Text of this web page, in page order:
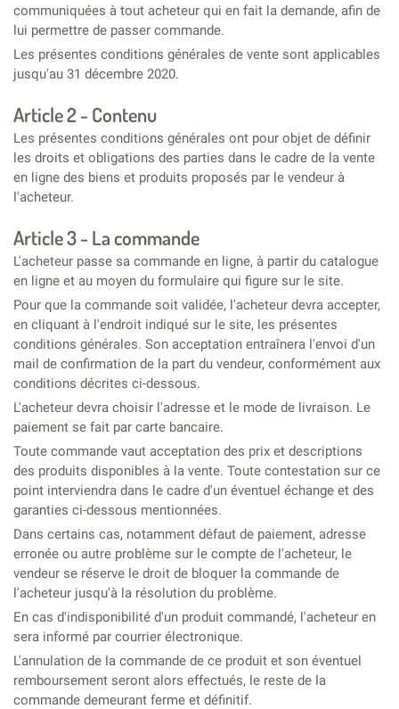
communiquées à tout acheteur qui en fait la demande, afin de
lui permettre de passer commande.
Les présentes conditions générales de vente sont applicables
jusqu'au 31 décembre 2020.
Article 2 - Contenu
Les présentes conditions générales ont pour objet de définir
les droits et obligations des parties dans le cadre de la vente
en ligne des biens et produits proposés par le vendeur à
l'acheteur.
Article 3 - La commande
L'acheteur passe sa commande en ligne, à partir du catalogue
en ligne et au moyen du formulaire qui figure sur le site.
Pour que la commande soit validée, l'acheteur devra accepter,
en cliquant à l'endroit indiqué sur le site, les présentes
conditions générales. Son acceptation entraînera l'envoi d'un
mail de confirmation de la part du vendeur, conformément aux
conditions décrites ci-dessous.
L'acheteur devra choisir l'adresse et le mode de livraison. Le
paiement se fait par carte bancaire.
Toute commande vaut acceptation des prix et descriptions
des produits disponibles à la vente. Toute contestation sur ce
point interviendra dans le cadre d'un éventuel échange et des
garanties ci-dessous mentionnées.
Dans certains cas, notamment défaut de paiement, adresse
erronée ou autre problème sur le compte de l'acheteur, le
vendeur se réserve le droit de bloquer la commande de
l'acheteur jusqu'à la résolution du problème.
En cas d'indisponibilité d'un produit commandé, l'acheteur en
sera informé par courrier électronique.
L'annulation de la commande de ce produit et son éventuel
remboursement seront alors effectués, le reste de la
commande demeurant ferme et définitif.